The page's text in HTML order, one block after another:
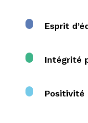
Esprit
Intégrité
Positivité